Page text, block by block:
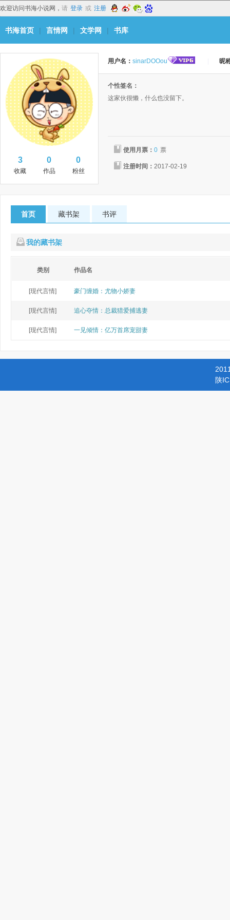
欢迎访问书海小说网， 请 登录 或 注册
书海首页 | 言情网 | 文学网 | 书库
3
收藏
0
作品
0
粉丝
用户名： sinarDOOou 昵
个性签名：
这家伙很懒，什么也没留下。
使用月票： 0 票
注册时间： 2017-02-19
首页 藏书架 书评
我的藏书架
类别 作品名
[现代言情] 豪门缠婚：尤物小娇妻
[现代言情] 追心夺情：总裁猎爱捕逃妻
[现代言情] 一见倾情：亿万首席宠甜妻
陕